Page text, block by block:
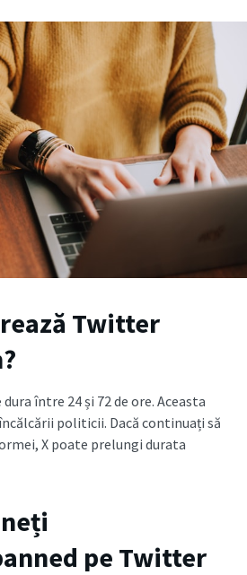
Twitter
între 24 și 72 de ore. Aceasta
politicii. Dacă continuați să
X poate prelungi durata
pe Twitter